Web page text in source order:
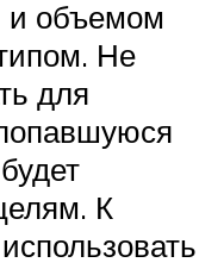
объемом
Не
для
К